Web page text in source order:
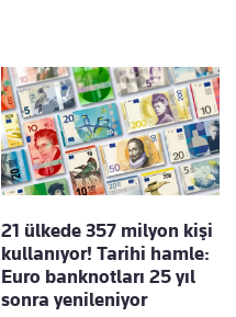
21 ülkede 357 milyon kişi
kullanıyor! Tarihi hamle:
Euro banknotları 25 yıl
sonra yenileniyor